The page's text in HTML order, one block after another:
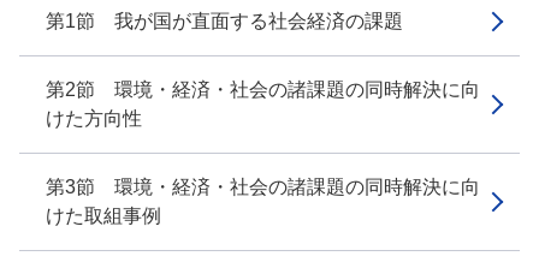
第1節 我が国が直面する社会経済の課題
第2節 環境・経済・社会の諸課題の同時解決に向
けた方向性
第3節 環境・経済・社会の諸課題の同時解決に向
けた取組事例